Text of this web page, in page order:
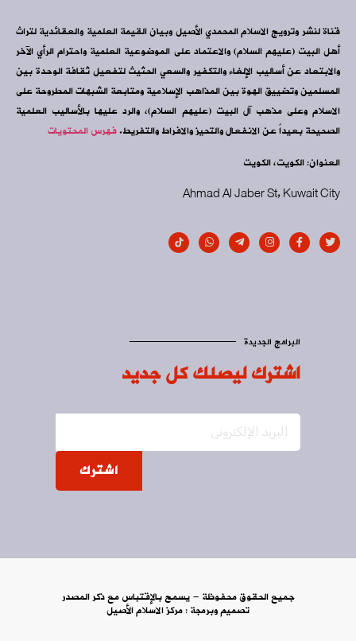
قناة لنشر وترويج الاسلام المحمدي الأصيل وبيان القيمة العلمية والعقائدية لتراث
أهل البيت (عليهم السلام) والاعتماد على الموضوعية العلمية واحترام الرأي الآخر
والابتعاد عن أساليب الإلغاء والتكفير والسعي الحثيث لتفعيل ثقافة الوحدة بين
المسلمين وتضييق الهوة بين المذاهب الإسلامية ومتابعة الشبهات المطروحة على
الاسلام وعلى مذهب آل البيت (عليهم السلام)، والرد عليها بالأساليب العلمية
الصحيحة بعيداً عن الانفعال والتحيز والافراط والتفريط.فهرس المحتويات
العنوان: الكويت، الكويت
Ahmad Al Jaber St, Kuwait City
البرامج الجديدة
اشترك ليصلك كل جديد
اشترك
جميع الحقوق محفوظة - يسمح بالإقتباس مع ذكر المصدر
تصميم وبرمجة :مركز الاسلام الأصيل